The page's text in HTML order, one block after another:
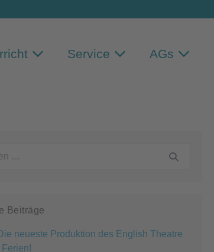
Service AGs
Beiträge
neueste Produktion des English Theatre